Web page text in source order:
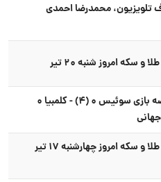
تلویزیون، محمدرضا احمدی
و سکه امروز شنبه ۲۰ تیر
ببینید؛ خلاصه بازی سوئیس ۰ (۴) - کلمبیا ۰
قیمت دلار، طلا و سکه امروز چهارشنبه ۱۷ تیر